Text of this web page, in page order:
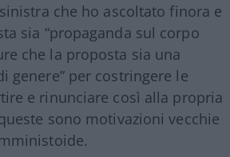
che ho ascoltato finora e
sia “propaganda sul corpo
che la proposta sia una
genere” per costringere le
e rinunciare così alla propria
sono motivazioni vecchie